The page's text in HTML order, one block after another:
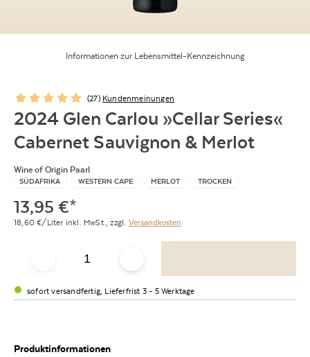
Informationen zur Lebensmittel-Kennzeichnung
(27) Kundenmeinungen
2024 Glen Carlou »Cellar Series«
Cabernet Sauvignon & Merlot
Wine of Origin Paarl
SÜDAFRIKA WESTERN CAPE MERLOT TROCKEN
13,95 €*
18,60 €/Liter inkl. MwSt., zzgl. Versandkosten
sofort versandfertig, Lieferfrist 3 - 5 Werktage
Produktinformationen